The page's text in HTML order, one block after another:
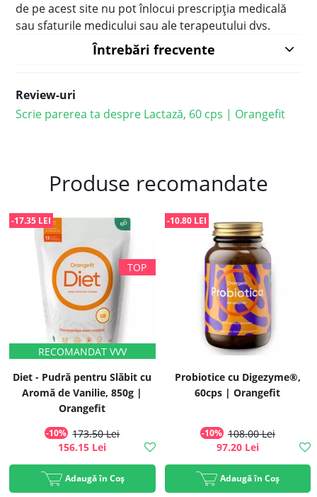
de pe acest site nu pot înlocui prescripţia medicală
sau sfaturile medicului sau ale terapeutului dvs.
Întrebări frecvente
Review-uri
Scrie parerea ta despre Lactază, 60 cps | Orangefit
Produse recomandate
Diet - Pudră pentru Slăbit cu
Aromă de Vanilie, 850g |
Orangefit
-10% 173.50 Lei
-17.35 LEI
156.15 Lei
Adaugă în Coș
Probiotice cu Digezyme®,
60cps | Orangefit
-10% 108.00 Lei
-10.80 LEI
97.20 Lei
Adaugă în Coș